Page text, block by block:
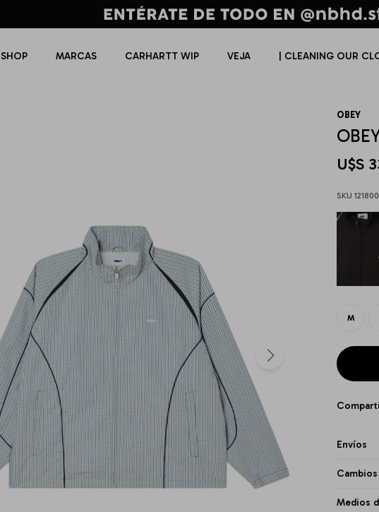
SHOP MARCAS CARHARTT WIP VEJA | CLEANING OUR
OBEY
U$S
M
Envíos
Medios